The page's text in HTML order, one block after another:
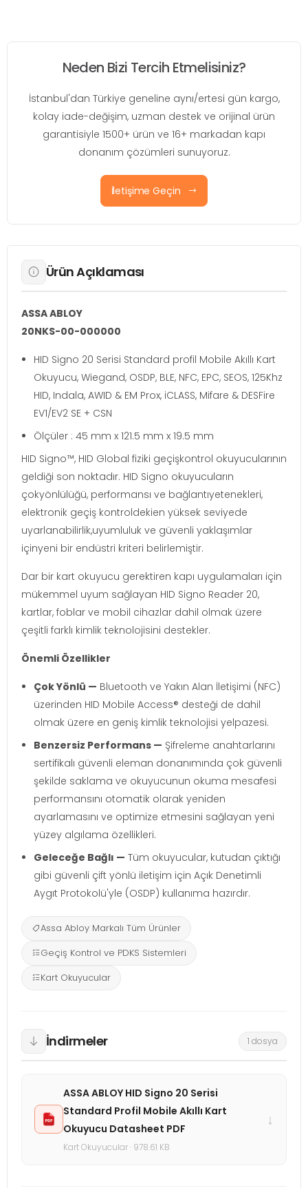
Neden Bizi Tercih Etmelisiniz?
İstanbul'dan Türkiye geneline aynı/ertesi gün kargo,
kolay iade-değişim, uzman destek ve orijinal ürün
garantisiyle 1500+ ürün ve 16+ markadan kapı
donanım çözümleri sunuyoruz.
İletişime Geçin
Ürün Açıklaması
ASSA ABLOY
20NKS-00-000000
HID Signo 20 Serisi Standard profil Mobile Akıllı Kart
Okuyucu, Wiegand, OSDP, BLE, NFC, EPC, SEOS, 125Khz
HID, Indala, AWID & EM Prox, iCLASS, Mifare & DESFire
EV1/EV2 SE + CSN
Ölçüler : 45 mm x 121.5 mm x 19.5 mm
HID Signo™, HID Global fiziki geçişkontrol okuyucularının
geldiği son noktadır. HID Signo okuyucuların
çokyönlülüğü, performansı ve bağlantıyetenekleri,
elektronik geçiş kontroldekien yüksek seviyede
uyarlanabilirlik,uyumluluk ve güvenli yaklaşımlar
içinyeni bir endüstri kriteri belirlemiştir.
Dar bir kart okuyucu gerektiren kapı uygulamaları için
mükemmel uyum sağlayan HID Signo Reader 20,
kartlar, foblar ve mobil cihazlar dahil olmak üzere
çeşitli farklı kimlik teknolojisini destekler.
Önemli Özellikler
Çok Yönlü — Bluetooth ve Yakın Alan İletişimi (NFC)
üzerinden HID Mobile Access® desteği de dahil
olmak üzere en geniş kimlik teknolojisi yelpazesi.
Benzersiz Performans — Şifreleme anahtarlarını
sertifikalı güvenli eleman donanımında çok güvenli
şekilde saklama ve okuyucunun okuma mesafesi
performansını otomatik olarak yeniden
ayarlamasını ve optimize etmesini sağlayan yeni
yüzey algılama özellikleri.
Geleceğe Bağlı — Tüm okuyucular, kutudan çıktığı
gibi güvenli çift yönlü iletişim için Açık Denetimli
Aygıt Protokolü'yle (OSDP) kullanıma hazırdır.
Assa Abloy Markalı Tüm Ürünler
Geçiş Kontrol ve PDKS Sistemleri
Kart Okuyucular
İndirmeler 1 dosya
ASSA ABLOY HID Signo 20 Serisi
Standard Profil Mobile Akıllı Kart
Okuyucu Datasheet PDF
Kart Okuyucular · 978.61 KB
↓